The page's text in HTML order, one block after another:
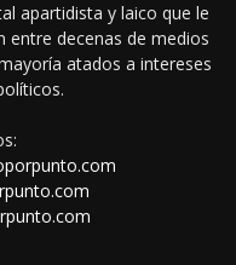
apartidista y laico que le
entre decenas de medios
atados a intereses